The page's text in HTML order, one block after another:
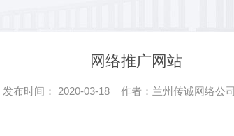
网络推广网站
布时间： 2020-03-18 作者：兰州传诚网络公司